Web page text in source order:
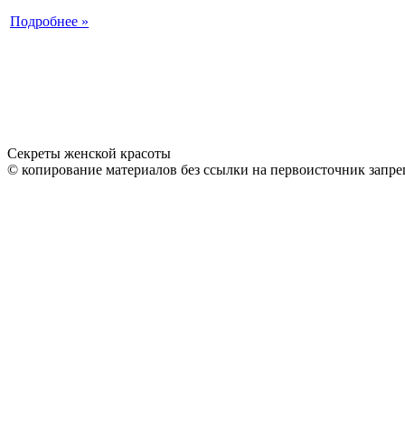
Подробнее »
Секреты женской красоты
© копирование материалов без ссылки на первоисточник